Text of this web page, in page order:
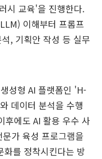
시 교육'을 진행한다.
이해부터 프롬프
, 기획안 작성 등 실무
성형 AI 플랫폼인 'H-
데이터 분석을 수행
후에도 AI 활용 우수 사
가 육성 프로그램을
화를 정착시킨다는 방